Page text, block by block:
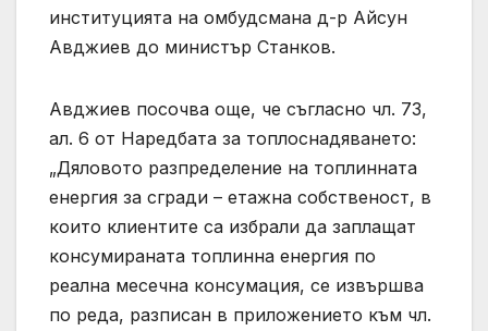
институцията на омбудсмана д-р Айсун
Авджиев до министър Станков.
Авджиев посочва още, че съгласно чл. 73,
ал. 6 от Наредбата за топлоснадяването:
„Дяловото разпределение на топлинната
енергия за сгради – етажна собственост, в
които клиентите са избрали да заплащат
консумираната топлинна енергия по
реална месечна консумация, се извършва
по реда, разписан в приложението към чл.